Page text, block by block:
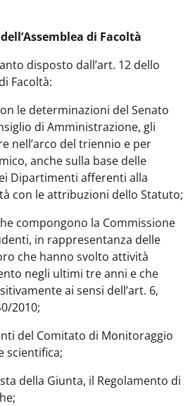
di Facoltà
disposto dall’art. 12 dello
Facoltà:
le determinazioni del Senato
di Amministrazione, gli
nell’arco del triennio e per
anche sulla base delle
Dipartimenti afferenti alla
con le attribuzioni dello Statuto;
compongono la Commissione
in rappresentanza delle
che hanno svolto attività
negli ultimi tre anni e che
ai sensi dell’art. 6,
2010;
del Comitato di Monitoraggio
scientifica;
della Giunta, il Regolamento di